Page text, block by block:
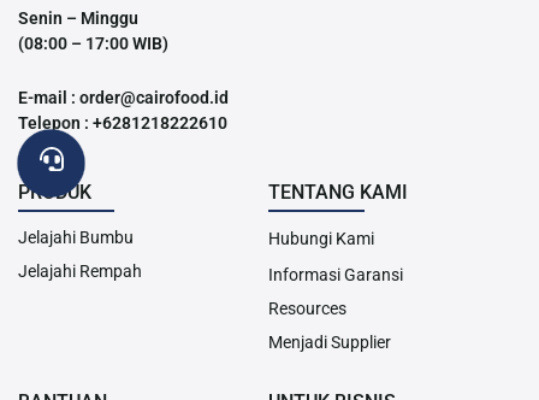
Senin – Minggu
(08:00 – 17:00 WIB)
E-mail : order@cairofood.id
Telepon : +6281218222610
PRODUK
Jelajahi Bumbu
Jelajahi Rempah
TENTANG KAMI
Hubungi Kami
Informasi Garansi
Resources
Menjadi Supplier